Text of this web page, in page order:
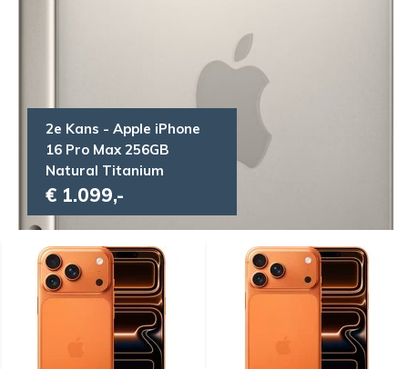
2e Kans - Apple iPhone
16 Pro Max 256GB
Natural Titanium
€ 1.099,-